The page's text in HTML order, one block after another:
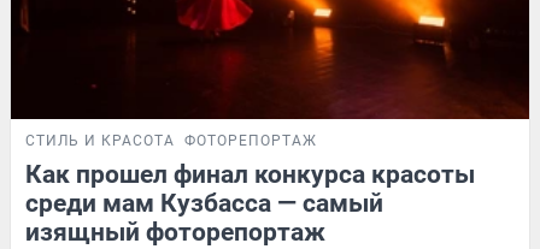
СТИЛЬ И КРАСОТА ФОТОРЕПОРТАЖ
Как прошел финал конкурса красоты
среди мам Кузбасса — самый
изящный фоторепортаж